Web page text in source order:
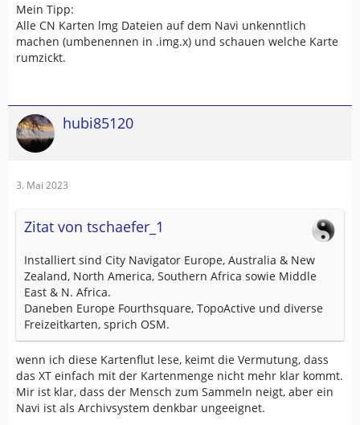
Mein Tipp:
Alle CN Karten lmg Dateien auf dem Navi unkenntlich
machen (umbenennen in .img.x) und schauen welche Karte
rumzickt.
hubi85120
3. Mai 2023
Zitat von tschaefer_1
Installiert sind City Navigator Europe, Australia & New
Zealand, North America, Southern Africa sowie Middle
East & N. Africa.
Daneben Europe Fourthsquare, TopoActive und diverse
Freizeitkarten, sprich OSM.
wenn ich diese Kartenflut lese, keimt die Vermutung, dass
das XT einfach mit der Kartenmenge nicht mehr klar kommt.
Mir ist klar, dass der Mensch zum Sammeln neigt, aber ein
Navi ist als Archivsystem denkbar ungeeignet.